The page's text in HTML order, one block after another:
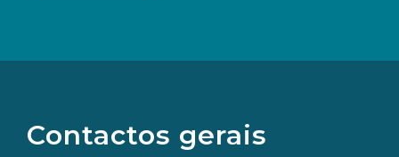
Contactos gerais
redes
sociais